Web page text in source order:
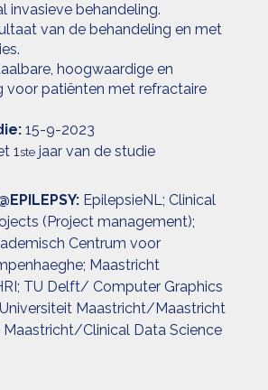
invasieve behandeling.
van de behandeling en met
hoogwaardige en
voor patiënten met refractaire
15-9-2023
1ste jaar van de studie
EpilepsieNL; Clinical
(Project management);
Centrum voor
Maastricht
TU Delft/ Computer Graphics
Maastricht/Maastricht
Maastricht/Clinical Data Science